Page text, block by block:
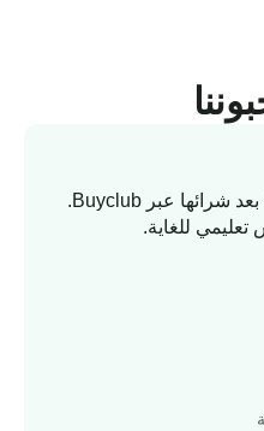
تجربة ممتازة لدروس الإسبانية بعد شرائها عبر Buyclub.
للغاية.